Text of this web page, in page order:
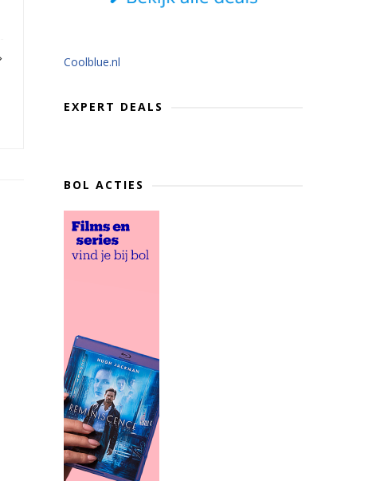
Coolblue.nl
EXPERT DEALS
BOL ACTIES